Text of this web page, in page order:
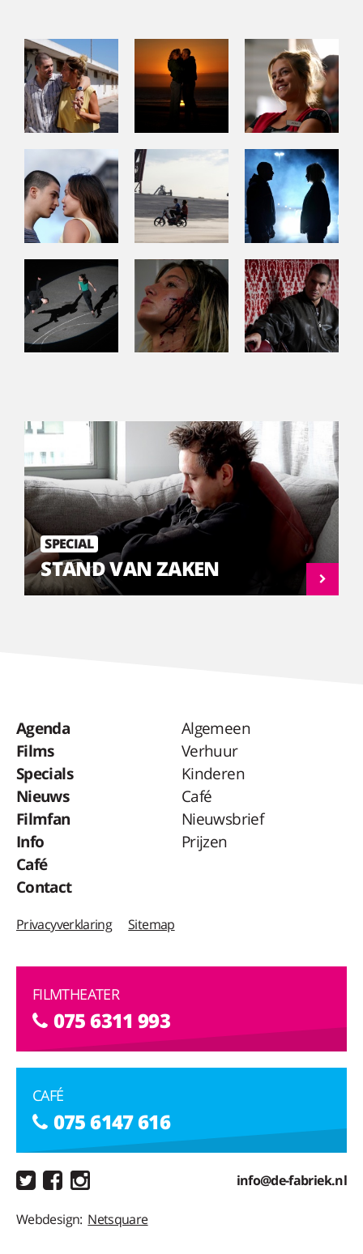
SPECIAL
STAND VAN ZAKEN
Agenda
Films
Specials
Nieuws
Filmfan
Info
Café
Contact
Algemeen
Verhuur
Kinderen
Café
Nieuwsbrief
Prijzen
Privacyverklaring Sitemap
FILMTHEATER
075 6311 993
CAFÉ
075 6147 616
info@de-fabriek.nl
Webdesign: Netsquare